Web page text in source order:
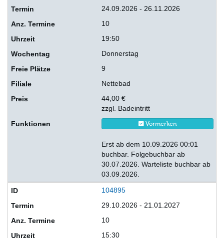
24.09.2026 - 26.11.2026
10
19:50
Donnerstag
9
Nettebad
44,00 €
zzgl. Badeintritt
Vormerken
Erst ab dem 10.09.2026 00:01
buchbar. Folgebuchbar ab
30.07.2026. Warteliste buchbar ab
03.09.2026.
104895
29.10.2026 - 21.01.2027
10
15:30